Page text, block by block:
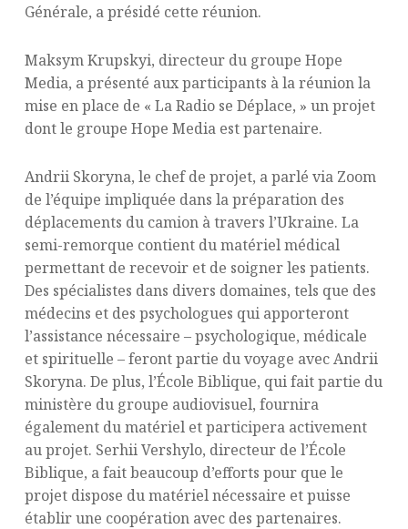
Générale, a présidé cette réunion.
Maksym Krupskyi, directeur du groupe Hope
Media, a présenté aux participants à la réunion la
mise en place de « La Radio se Déplace, » un projet
dont le groupe Hope Media est partenaire.
Andrii Skoryna, le chef de projet, a parlé via Zoom
de l’équipe impliquée dans la préparation des
déplacements du camion à travers l’Ukraine. La
semi-remorque contient du matériel médical
permettant de recevoir et de soigner les patients.
Des spécialistes dans divers domaines, tels que des
médecins et des psychologues qui apporteront
l’assistance nécessaire – psychologique, médicale
et spirituelle – feront partie du voyage avec Andrii
Skoryna. De plus, l’École Biblique, qui fait partie du
ministère du groupe audiovisuel, fournira
également du matériel et participera activement
au projet. Serhii Vershylo, directeur de l’École
Biblique, a fait beaucoup d’efforts pour que le
projet dispose du matériel nécessaire et puisse
établir une coopération avec des partenaires.